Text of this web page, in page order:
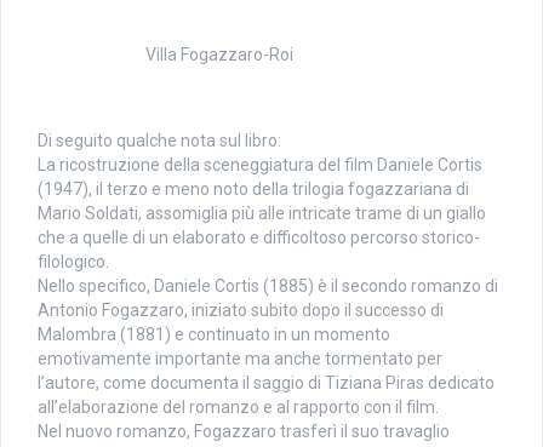
Villa Fogazzaro-Roi
Di seguito qualche nota sul libro:
La ricostruzione della sceneggiatura del film Daniele Cortis
(1947), il terzo e meno noto della trilogia fogazzariana di
Mario Soldati, assomiglia più alle intricate trame di un giallo
che a quelle di un elaborato e difficoltoso percorso storico-
filologico.
Nello specifico, Daniele Cortis (1885) è il secondo romanzo di
Antonio Fogazzaro, iniziato subito dopo il successo di
Malombra (1881) e continuato in un momento
emotivamente importante ma anche tormentato per
l’autore, come documenta il saggio di Tiziana Piras dedicato
all’elaborazione del romanzo e al rapporto con il film.
Nel nuovo romanzo, Fogazzaro trasferì il suo travaglio